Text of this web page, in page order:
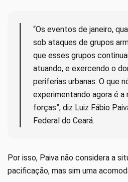
“Os eventos de janeiro,
sob ataques de grupos
que esses grupos
atuando, e exercendo o
periferias urbanas. O que
experimentando agora é a
forças”, diz Luiz Fábio
Federal do Ceará.
Por isso, Paiva não considera a
pacificação, mas sim uma